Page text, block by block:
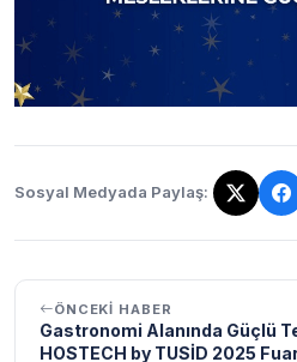
Sosyal Medyada Paylaş:
Bağlantı kopyalandı!
ÖNCEKI HABER
Gastronomi Alanında Güçlü
HOSTECH by TUSİD 2025